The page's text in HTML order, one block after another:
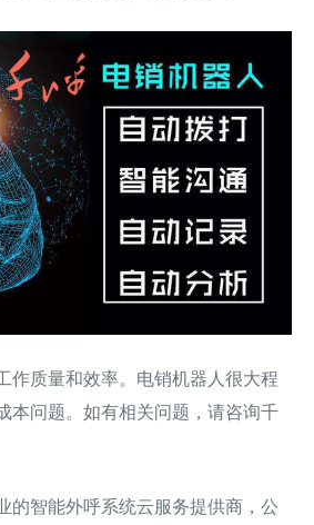
作质量和效率。电销机器人很大程
本问题。如有相关问题，请咨询千
的智能外呼系统云服务提供商，公